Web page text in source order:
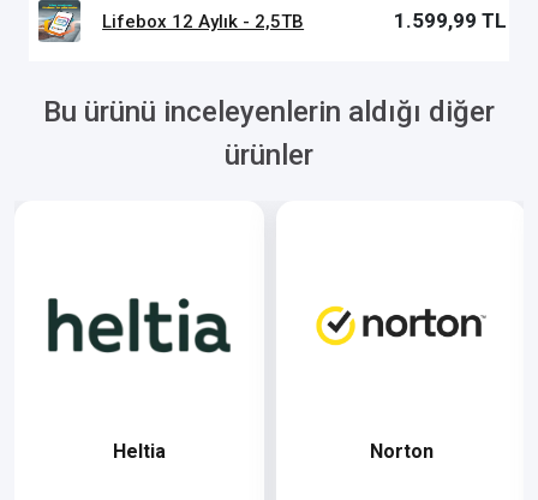
Lifebox 12 Aylık - 2,5TB 1.599,99 TL
Bu ürünü inceleyenlerin aldığı diğer
ürünler
Heltia Norton